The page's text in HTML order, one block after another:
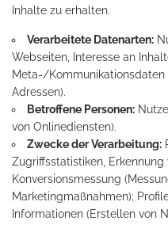
Inhalte zu erhalten.
Verarbeitete Datenarten:
Webseiten, Interesse an
Meta-/Kommunikationsdaten
Adressen).
Betroffene Personen:
von Onlinediensten).
Zwecke der Verarbeitung:
Zugriffsstatistiken,
Konversionsmessung
Marketingmaßnahmen);
Informationen (Erstellen von